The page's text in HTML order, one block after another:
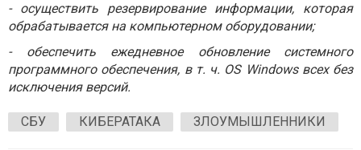
- осуществить резервирование информации, которая
обрабатывается на компьютерном оборудовании;
- обеспечить ежедневное обновление системного
программного обеспечения, в т. ч. OS Windows всех без
исключения версий.
СБУ КИБЕРАТАКА ЗЛОУМЫШЛЕННИКИ